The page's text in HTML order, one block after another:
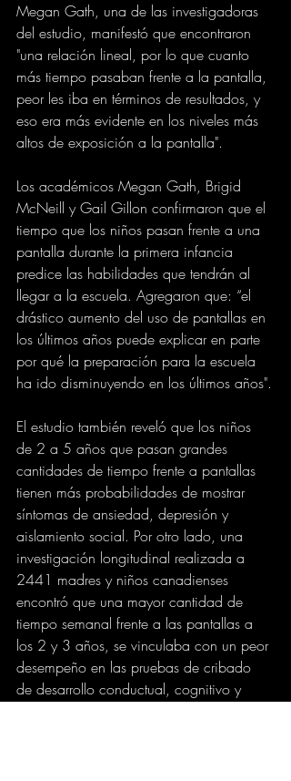
Megan Gath, una de las investigadoras
del estudio, manifestó que encontraron
"una relación lineal, por lo que cuanto
más tiempo pasaban frente a la pantalla,
peor les iba en términos de resultados, y
eso era más evidente en los niveles más
altos de exposición a la pantalla".
Los académicos Megan Gath, Brigid
McNeill y Gail Gillon confirmaron que el
tiempo que los niños pasan frente a una
pantalla durante la primera infancia
predice las habilidades que tendrán al
llegar a la escuela. Agregaron que: “el
drástico aumento del uso de pantallas en
los últimos años puede explicar en parte
por qué la preparación para la escuela
ha ido disminuyendo en los últimos años".
El estudio también reveló que los niños
de 2 a 5 años que pasan grandes
cantidades de tiempo frente a pantallas
tienen más probabilidades de mostrar
síntomas de ansiedad, depresión y
aislamiento social. Por otro lado, una
investigación longitudinal realizada a
2441 madres y niños canadienses
encontró que una mayor cantidad de
tiempo semanal frente a las pantallas a
los 2 y 3 años, se vinculaba con un peor
desempeño en las pruebas de cribado
de desarrollo conductual, cognitivo y